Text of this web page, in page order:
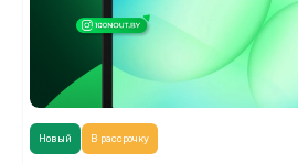
Новый В рассрочку